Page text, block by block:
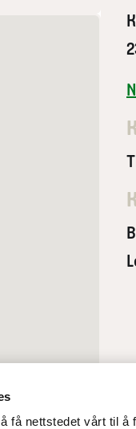
få nettstedet vårt til å